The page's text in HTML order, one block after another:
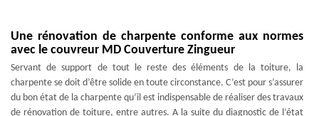
Une rénovation de charpente conforme aux normes
avec le couvreur MD Couverture Zingueur
Servant de support de tout le reste des éléments de la toiture, la
charpente se doit d’être solide en toute circonstance. C’est pour s’assurer
du bon état de la charpente qu’il est indispensable de réaliser des travaux
de rénovation de toiture, entre autres. A la suite du diagnostic de l’état